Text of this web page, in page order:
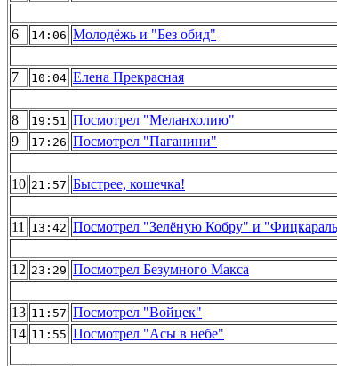
6 14:06 Молодёжь и "Без обид"
7 10:04 Елена Прекрасная
8 19:51 Посмотрел "Меланхолию"
9
17:26 Посмотрел "Паганини"
10 21:57 Быстрее, кошечка!
11 13:42 Посмотрел "Зелёную Кобру" и
12 23:29 Посмотрел Безумного Макса
13 11:57 Посмотрел "Войцек"
14 11:55 Посмотрел "Асы в небе"